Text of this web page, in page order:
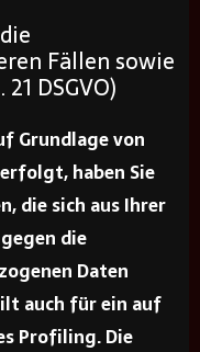
Fällen sowie
DSGVO)
Grundlage von
haben Sie
die sich aus Ihrer
die
Daten
auch für ein auf
Profiling. Die